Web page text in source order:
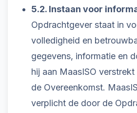
5.2. Instaan voor
Opdrachtgever staat in
volledigheid en
gegevens, informatie en
hij aan MaasISO
de Overeenkomst.
verplicht de door de